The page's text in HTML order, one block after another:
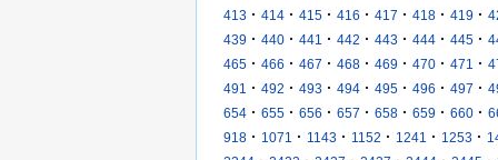
413 · 414 · 415 · 416 · 417 · 418 · 419 ·
439 · 440 · 441 · 442 · 443 · 444 · 445 ·
465 · 466 · 467 · 468 · 469 · 470 · 471 ·
491
· 492 · 493 · 494 · 495 · 496 · 497 ·
654 · 655 · 656 · 657 · 658 · 659 · 660 ·
918 · 1071 · 1143 · 1152 · 1241 · 1253 ·